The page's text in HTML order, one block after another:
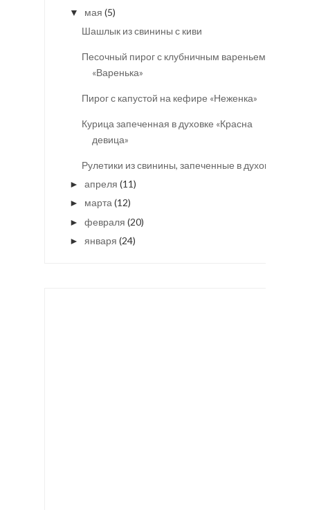
▼ мая (5)
Шашлык из свинины с киви
Песочный пирог с клубничным вареньем
«Варенька»
Пирог с капустой на кефире «Неженка»
Курица запеченная в духовке «Красна
девица»
Рулетики из свинины, запеченные в духовке
► апреля (11)
► марта (12)
► февраля (20)
► января (24)